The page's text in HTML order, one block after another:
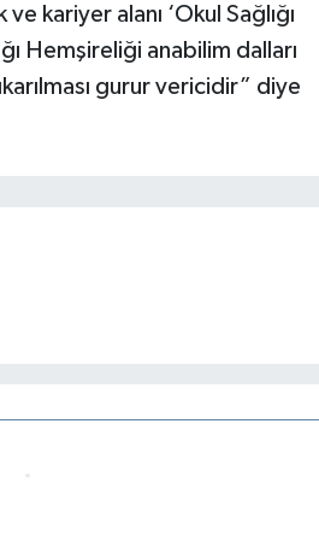
kariyer alanı ‘Okul Sağlığı
Hemşireliği anabilim dalları
gurur vericidir” diye